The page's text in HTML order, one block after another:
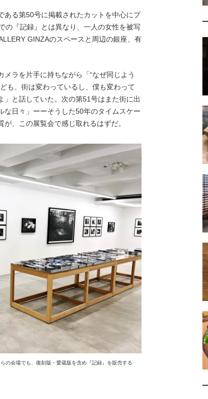
る第50号に掲載されたカットを中心にプ
の『記録』とは異なり、一人の女性を被写
GINZAのスペースと周辺の銀座、有
ラを片手に持ちながら「“なぜ同じよう
も、街は変わっているし、僕も変わって
と話していた。次の第51号はまた街に出
な日々」ーーそうした50年のタイムスケー
、この展覧会で感じ取れるはずだ。
の会場でも、復刻版・愛蔵版を含め『記録』を販売する